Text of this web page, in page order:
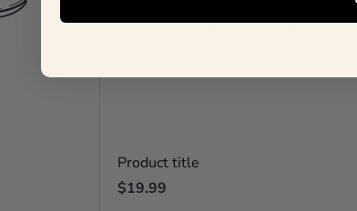
Product title
Regular
$19.99